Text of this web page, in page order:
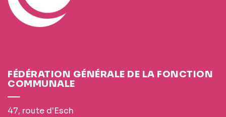
FÉDÉRATION GÉNÉRALE DE LA FONCTION
COMMUNALE
47, route d'Esch